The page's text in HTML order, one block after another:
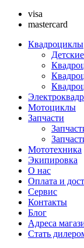
visa
mastercard
Квадроциклы
Мотоциклы
Запчасти
Мототехника
Экипировка
О нас
Оплата и
Сервис
Контакты
Блог
Адреса
Стать